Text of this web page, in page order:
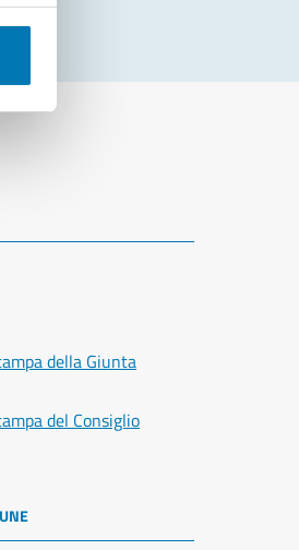
della Giunta
del Consiglio